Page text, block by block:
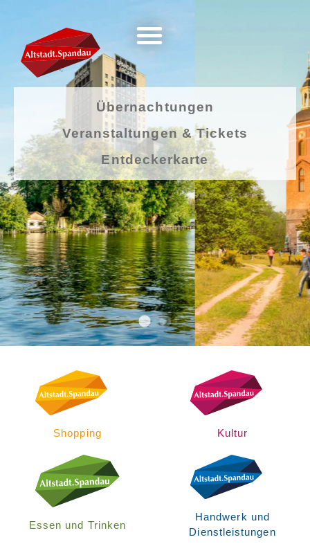
Übernachtungen
Veranstaltungen & Tickets
Entdeckerkarte
Shopping Kultur
Essen und Trinken
Handwerk und
Dienstleistungen